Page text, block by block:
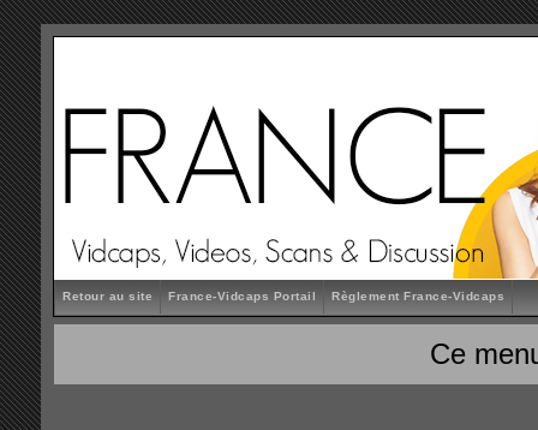
Retour au site France-Vidcaps Portail Règlement France-Vidcaps
Ce